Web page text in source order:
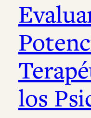
los